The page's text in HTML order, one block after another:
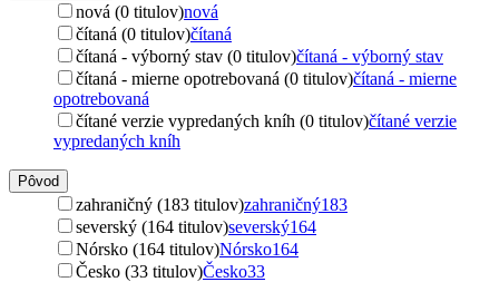
nová (0 titulov)nová
čítaná (0 titulov)čítaná
čítaná - výborný stav (0 titulov)čítaná - výborný stav
čítaná - mierne opotrebovaná (0 titulov)čítaná - mierne
opotrebovaná
čítané verzie vypredaných kníh (0 titulov)čítané verzie
vypredaných kníh
Pôvod
zahraničný (183 titulov)zahraničný183
severský (164 titulov)severský164
Nórsko (164 titulov)Nórsko164
Česko (33 titulov)Česko33